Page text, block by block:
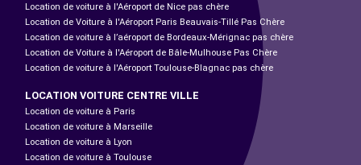
Location de voiture à l'Aéroport de Nice pas chère
Location de Voiture à l'Aéroport Paris Beauvais-Tillé Pas Chère
Location de voiture à l’aéroport de Bordeaux-Mérignac pas chère
Location de Voiture à l'Aéroport de Bâle-Mulhouse Pas Chère
Location de voiture à l'Aéroport Toulouse-Blagnac pas chère
LOCATION VOITURE CENTRE VILLE
Location de voiture à Paris
Location de voiture à Marseille
Location de voiture à Lyon
Location de voiture à Toulouse